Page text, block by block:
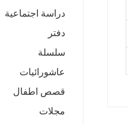
دراسة اجتماعية
دفتر
سلسلة
عاشورائيات
قصص اطفال
مجلات